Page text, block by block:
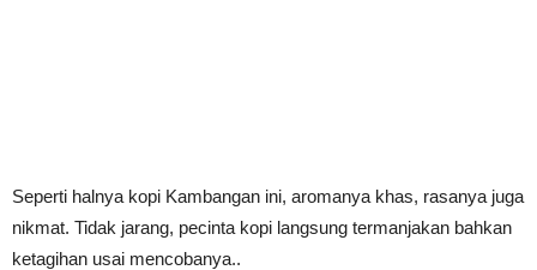
Seperti halnya kopi Kambangan ini, aromanya khas, rasanya juga
nikmat. Tidak jarang, pecinta kopi langsung termanjakan bahkan
ketagihan usai mencobanya..